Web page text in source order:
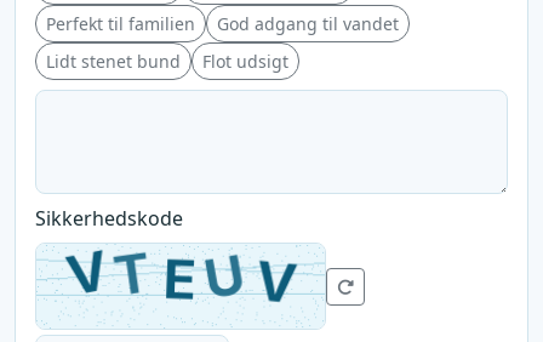
Perfekt til familien
God adgang til vandet
Lidt stenet bund
Flot udsigt
Sikkerhedskode